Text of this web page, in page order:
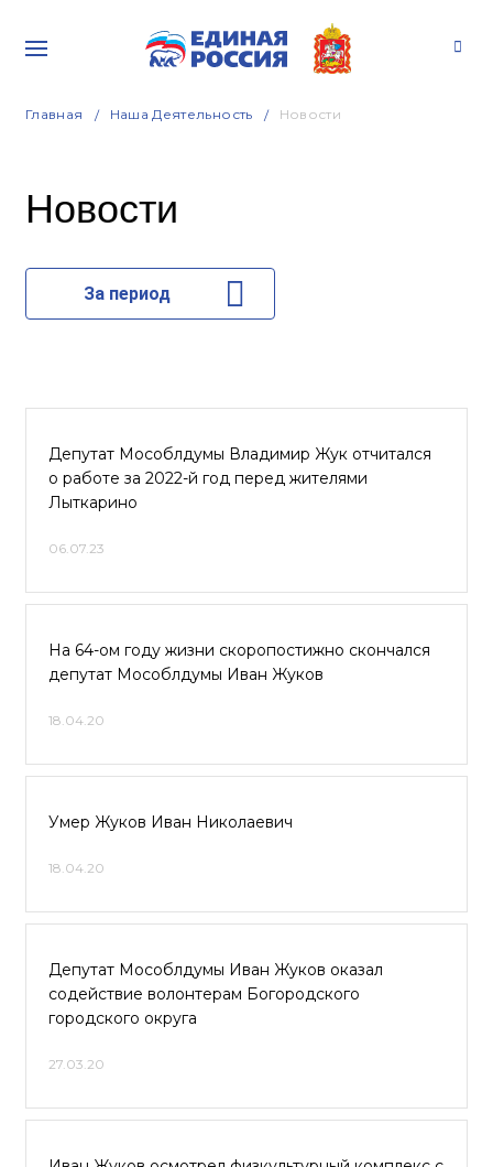
Главная Наша Деятельность Новости
Новости
За период
Депутат Мособлдумы Владимир Жук отчитался
о работе за 2022-й год перед жителями
Лыткарино
06.07.23
На 64-ом году жизни скоропостижно скончался
депутат Мособлдумы Иван Жуков
18.04.20
Умер Жуков Иван Николаевич
18.04.20
Депутат Мособлдумы Иван Жуков оказал
содействие волонтерам Богородского
городского округа
27.03.20